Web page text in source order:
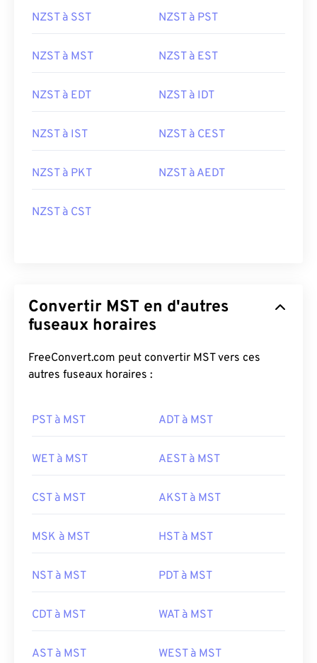
NZST à SST NZST à PST
NZST à MST NZST à EST
NZST à EDT NZST à IDT
NZST à IST NZST à CEST
NZST à PKT NZST à AEDT
NZST à CST
Convertir MST en d'autres
fuseaux horaires
FreeConvert.com peut convertir MST vers ces
autres fuseaux horaires :
PST à MST ADT à MST
WET à MST AEST à MST
CST à MST AKST à MST
MSK à MST HST à MST
NST à MST PDT à MST
CDT à MST WAT à MST
AST à MST WEST à MST